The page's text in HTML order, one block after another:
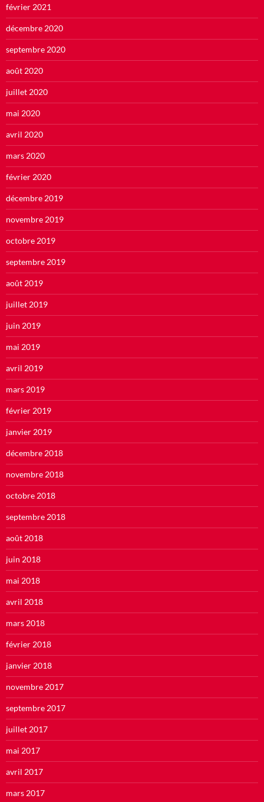
février 2021
décembre 2020
septembre 2020
août 2020
juillet 2020
mai 2020
avril 2020
mars 2020
février 2020
décembre 2019
novembre 2019
octobre 2019
septembre 2019
août 2019
juillet 2019
juin 2019
mai 2019
avril 2019
mars 2019
février 2019
janvier 2019
décembre 2018
novembre 2018
octobre 2018
septembre 2018
août 2018
juin 2018
mai 2018
avril 2018
mars 2018
février 2018
janvier 2018
novembre 2017
septembre 2017
juillet 2017
mai 2017
avril 2017
mars 2017